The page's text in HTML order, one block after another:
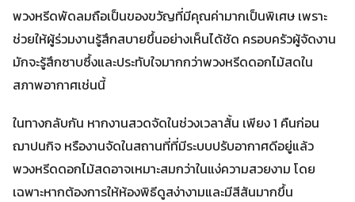
พวงหรีดพัดลมถือเป็นของขวัญที่มีคุณค่ามากเป็นพิเศษ เพราะ
ช่วยให้ผู้ร่วมงานรู้สึกสบายขึ้นอย่างเห็นได้ชัด ครอบครัวผู้จัดงาน
มักจะรู้สึกซาบซึ้งและประทับใจมากกว่าพวงหรีดดอกไม้สดใน
สภาพอากาศเช่นนี้
ในทางกลับกัน หากงานสวดจัดในช่วงเวลาสั้น เพียง 1 คืนก่อน
ฌาปนกิจ หรืองานจัดในสถานที่ที่มีระบบปรับอากาศดีอยู่แล้ว
พวงหรีดดอกไม้สดอาจเหมาะสมกว่าในแง่ความสวยงาม โดย
เฉพาะหากต้องการให้ห้องพิธีดูสง่างามและมีสีสันมากขึ้น